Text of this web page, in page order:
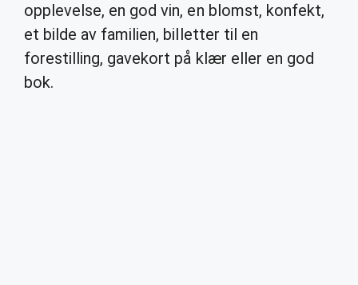
opplevelse, en god vin, en blomst, konfekt,
et bilde av familien, billetter til en
forestilling, gavekort på klær eller en god
bok.